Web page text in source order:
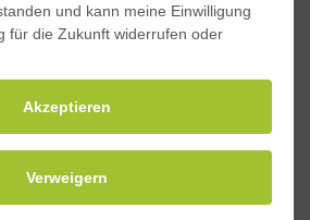
Standard-GFK-Profile
Standard-GFK-Profile
und kann meine Einwilligung
für die Zukunft widerrufen oder
Akzeptieren
Verweigern